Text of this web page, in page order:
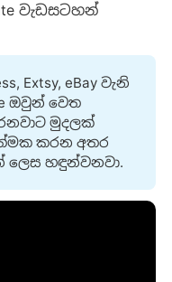
වැඩසටහන්
Extsy, eBay වැනි
ඔවුන් වෙත
මුදලක්
කරන අතර
ලෙස හඳුන්වනවා.